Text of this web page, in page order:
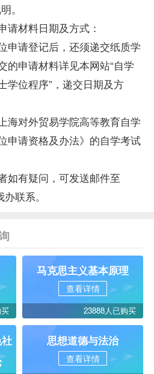
。
请材料日期及方式：
申请登记后，还须递交纸质学
的申请材料详见本网站“自学
学位程序”，递交日期及方
海对外贸易学院高等教育自学
申请资格及办法》的自学考试
如有疑问，可发送邮件至
联系。
马克思主义基本原理
查看详情
23888人已购买
思想道德与法治
查看详情